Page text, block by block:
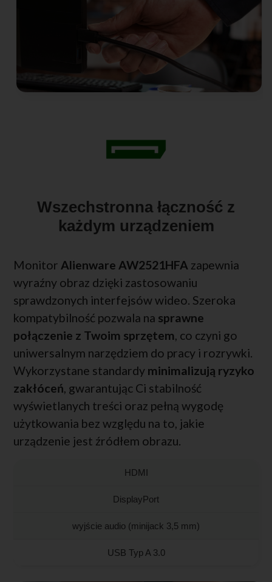
Wszechstronna łączność z
każdym urządzeniem
Monitor Alienware AW2521HFA zapewnia
wyraźny obraz dzięki zastosowaniu
sprawdzonych interfejsów wideo. Szeroka
kompatybilność pozwala na sprawne
połączenie z Twoim sprzętem, co czyni go
uniwersalnym narzędziem do pracy i rozrywki.
Wykorzystane standardy minimalizują ryzyko
zakłóceń, gwarantując Ci stabilność
wyświetlanych treści oraz pełną wygodę
użytkowania bez względu na to, jakie
urządzenie jest źródłem obrazu.
HDMI
DisplayPort
wyjście audio (minijack 3,5 mm)
USB Typ A 3.0